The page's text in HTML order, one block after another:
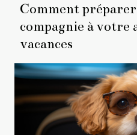
Comment
compagnie à votre
vacances